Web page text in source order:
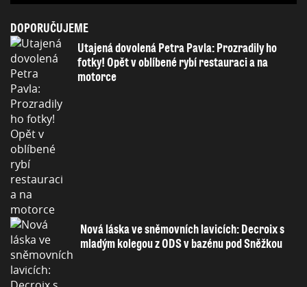
DOPORUČUJEME
Utajená dovolená Petra Pavla: Prozradily ho
fotky! Opět v oblíbené rybí restauraci a na
motorce
Nová láska ve sněmovních lavicích: Decroix s
mladým kolegou z ODS v bazénu pod Sněžkou